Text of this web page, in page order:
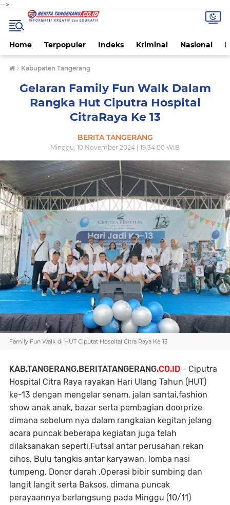
-->
Home Terpopuler Indeks Kriminal Nasional
› Kabupaten Tangerang
Gelaran Family Fun Walk Dalam
Rangka Hut Ciputra Hospital
CitraRaya Ke 13
BERITA TANGERANG
Minggu, 10 November 2024 | 19.34.00 WIB
Family Fun Walk di HUT Ciputat Hospital Citra Raya Ke 13
KAB.TANGERANG.BERITATANGERANG.CO.ID - Ciputra
Hospital Citra Raya rayakan Hari Ulang Tahun (HUT)
ke-13 dengan mengelar senam, jalan santai,fashion
show anak anak, bazar serta pembagian doorprize
dimana sebelum nya dalam rangkaian kegitan jelang
acara puncak beberapa kegiatan juga telah
dilaksanakan seperti,Futsal antar perusahan rekan
cihos, Bulu tangkis antar karyawan, lomba nasi
tumpeng, Donor darah ,Operasi bibir sumbing dan
langit langit serta Baksos, dimana puncak
perayaannya berlangsung pada Minggu (10/11)